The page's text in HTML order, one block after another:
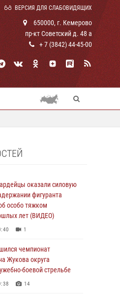
ВЕРСИЯ ДЛЯ СЛАБОВИДЯЩИХ
650000, г. Кемерово
пр-кт Советский д. 48 а
+ 7 (3842) 44-45-00
оказали силовую
фигуранта
особо тяжком
лет (ВИДЕО)
1
чемпионат
Жукова округа
боевой стрельбе
14